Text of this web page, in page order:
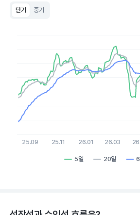
단기 중기
The chart has 1 X axis displaying
The chart has 1 Y axis displaying
5일 20일
25.09 25.11 26.01 26.03